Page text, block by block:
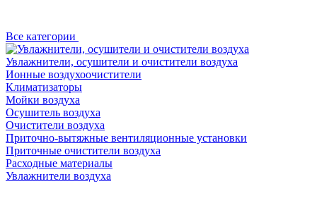
Все категории
Увлажнители, осушители и очистители воздуха
Ионные воздухоочистители
Климатизаторы
Мойки воздуха
Осушитель воздуха
Очистители воздуха
Приточно-вытяжные вентиляционные установки
Приточные очистители воздуха
Расходные материалы
Увлажнители воздуха